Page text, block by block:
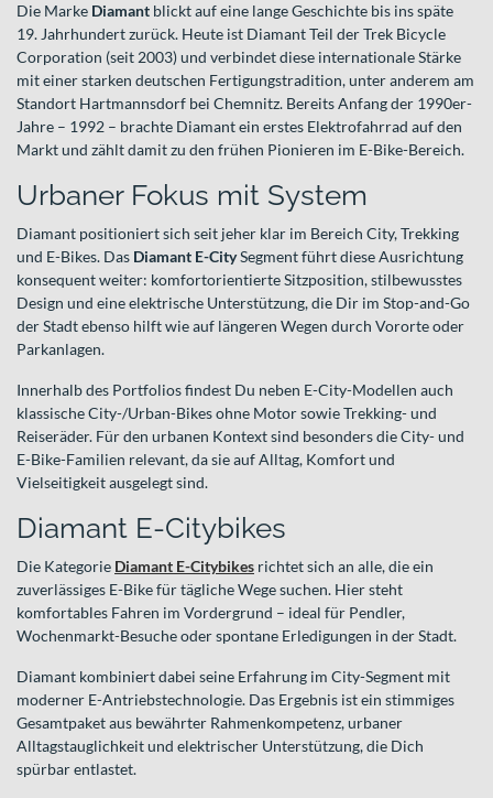
Die Marke Diamant blickt auf eine lange Geschichte bis ins späte
19. Jahrhundert zurück. Heute ist Diamant Teil der Trek Bicycle
Corporation (seit 2003) und verbindet diese internationale Stärke
mit einer starken deutschen Fertigungstradition, unter anderem am
Standort Hartmannsdorf bei Chemnitz. Bereits Anfang der 1990er-
Jahre – 1992 – brachte Diamant ein erstes Elektrofahrrad auf den
Markt und zählt damit zu den frühen Pionieren im E-Bike-Bereich.
Urbaner Fokus mit System
Diamant positioniert sich seit jeher klar im Bereich City, Trekking
und E-Bikes. Das Diamant E-CitySegment führt diese Ausrichtung
konsequent weiter: komfortorientierte Sitzposition, stilbewusstes
Design und eine elektrische Unterstützung, die Dir im Stop-and-Go
der Stadt ebenso hilft wie auf längeren Wegen durch Vororte oder
Parkanlagen.
Innerhalb des Portfolios findest Du neben E-City-Modellen auch
klassische City-/Urban-Bikes ohne Motor sowie Trekking- und
Reiseräder. Für den urbanen Kontext sind besonders die City- und
E-Bike-Familien relevant, da sie auf Alltag, Komfort und
Vielseitigkeit ausgelegt sind.
Diamant E-Citybikes
Die Kategorie Diamant E-Citybikes richtet sich an alle, die ein
zuverlässiges E-Bike für tägliche Wege suchen. Hier steht
komfortables Fahren im Vordergrund – ideal für Pendler,
Wochenmarkt-Besuche oder spontane Erledigungen in der Stadt.
Diamant kombiniert dabei seine Erfahrung im City-Segment mit
moderner E-Antriebstechnologie. Das Ergebnis ist ein stimmiges
Gesamtpaket aus bewährter Rahmenkompetenz, urbaner
Alltagstauglichkeit und elektrischer Unterstützung, die Dich
spürbar entlastet.